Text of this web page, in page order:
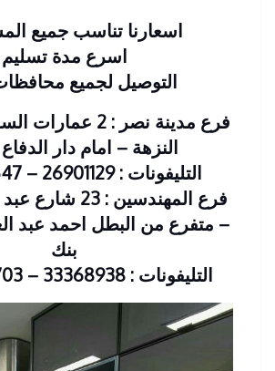
اسعارنا تناسب جميع
اسرع مدة تسليم
التوصيل لجميع
فرع مدينة نصر : 2
النزهة – امام دار
التليفونات : 26901129 – 01117172647
فرع المهندسين :
بنك
التليفونات : 33368938 – 01210044703